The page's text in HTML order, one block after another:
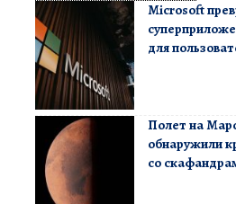
Microsoft
для
Полет на
обнаружили
со